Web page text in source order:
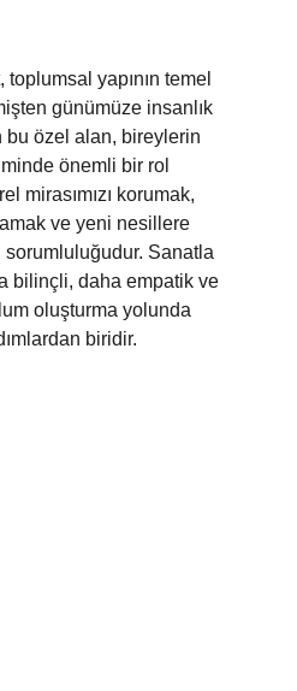
yapının temel
günümüze insanlık
özel alan, bireylerin
önemli bir rol
mirasımızı korumak,
ve yeni nesillere
Sanatla
bilinçli, daha empatik ve
oluşturma yolunda
biridir.